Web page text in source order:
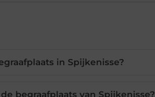
in Spijkenisse?
begraafplaats van Spijkenisse?